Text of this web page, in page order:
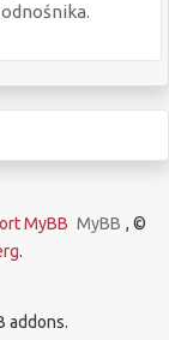
MyBB MyBB , ©
.
addons.